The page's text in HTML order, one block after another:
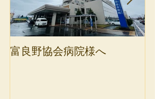
富良野協会病院様へ